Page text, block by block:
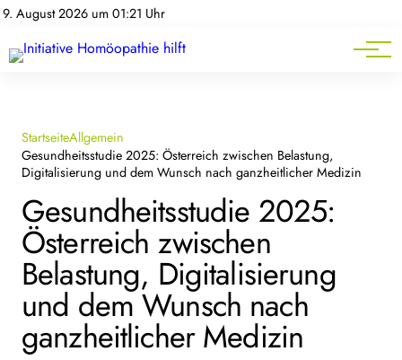
9. August 2026 um 01:21 Uhr
Homöopathie-News
Service
StartseiteAllgemein
Gesundheitsstudie 2025: Österreich zwischen Belastung,
Digitalisierung und dem Wunsch nach ganzheitlicher Medizin
Gesundheitsstudie 2025:
Österreich zwischen
Belastung, Digitalisierung
und dem Wunsch nach
ganzheitlicher Medizin